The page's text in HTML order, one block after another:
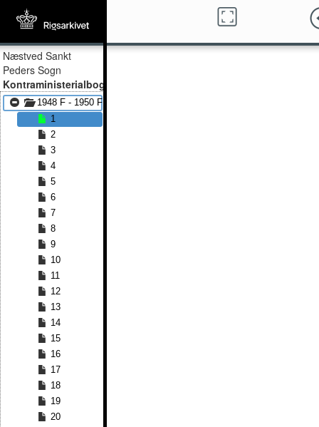
Næstved Sankt
Peders Sogn
Kontraministerialbog
1948 F - 1950 F
1
2
3
4
5
6
7
8
9
10
11
12
13
14
15
16
17
18
19
20